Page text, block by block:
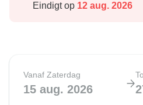
Eindigt op 12 aug. 2026
Vanaf Zaterdag
15 aug. 2026